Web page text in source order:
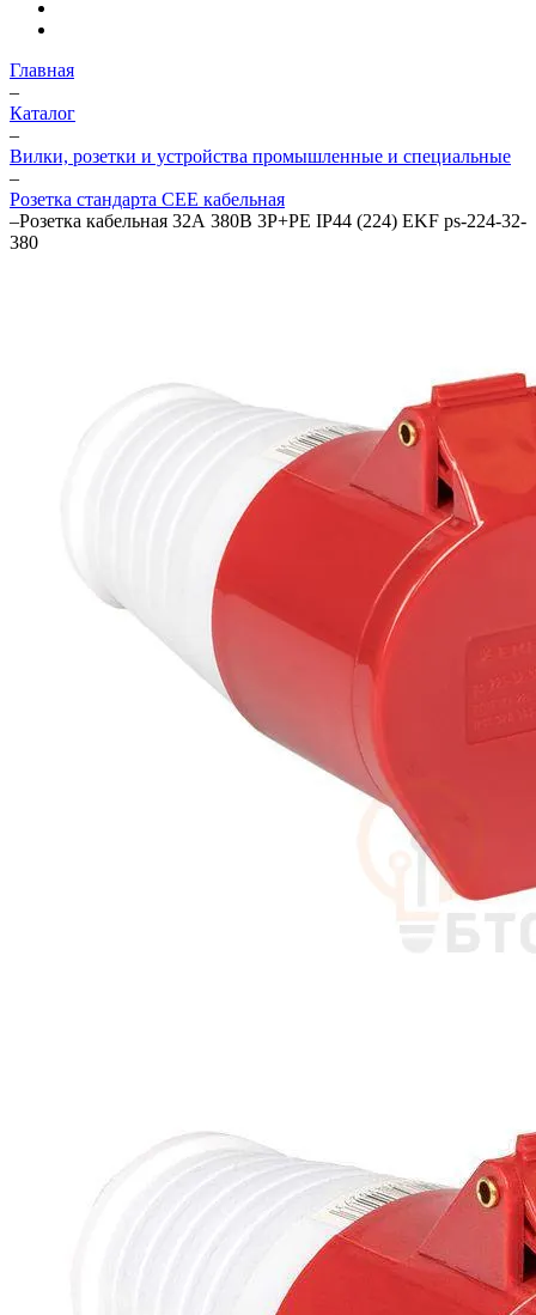
Главная
–
Каталог
–
Вилки, розетки и устройства промышленные и специальные
–
Розетка стандарта СЕЕ кабельная
–Розетка кабельная 32А 380В 3P+РЕ IP44 (224) EKF ps-224-32-
380